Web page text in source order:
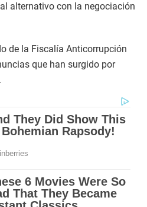
alternativo con la negociación
de la Fiscalía Anticorrupción
que han surgido por